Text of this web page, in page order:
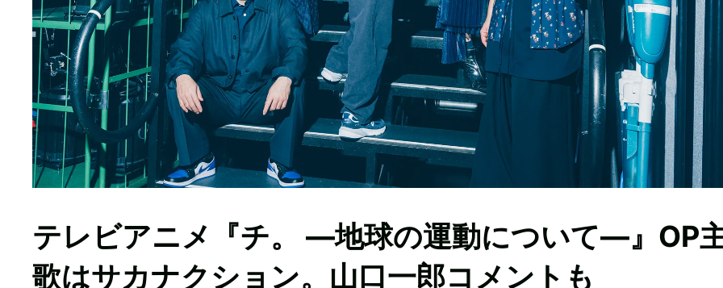
テレビアニメ『チ。 ―地球の運動について―』OP
歌はサカナクション。山口一郎コメントも